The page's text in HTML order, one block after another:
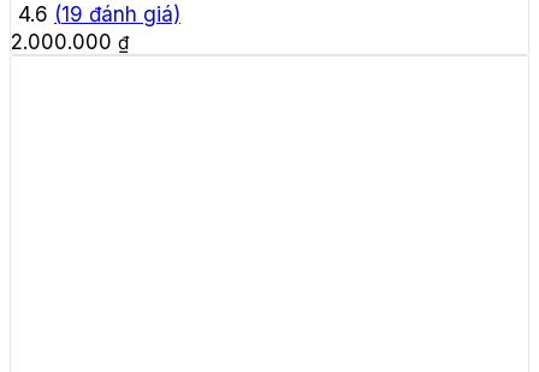
4.6 (19 đánh giá)
2.000.000 ₫